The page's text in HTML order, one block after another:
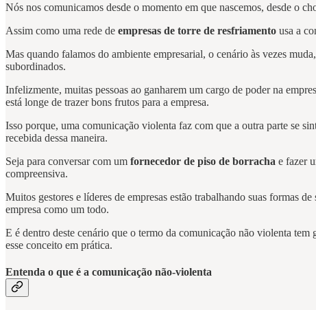
Nós nos comunicamos desde o momento em que nascemos, desde o
Assim como uma rede de empresas de torre de resfriamento usa a
Mas quando falamos do ambiente empresarial, o cenário às vezes
subordinados.
Infelizmente, muitas pessoas ao ganharem um cargo de poder na
está longe de trazer bons frutos para a empresa.
Isso porque, uma comunicação violenta faz com que a outra parte se
recebida dessa maneira.
Seja para conversar com um fornecedor de piso de borracha e fazer
compreensiva.
Muitos gestores e líderes de empresas estão trabalhando suas formas
empresa como um todo.
E é dentro deste cenário que o termo da comunicação não violenta
esse conceito em prática.
Entenda o que é a comunicação não-violenta